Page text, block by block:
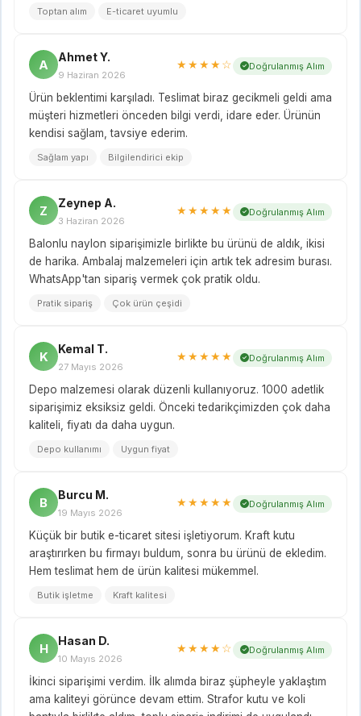
Toptan alım E-ticaret uyumlu
A
Ahmet Y.
9 Haziran 2026
★★★★☆ Doğrulanmış Alım
Ürün beklentimi karşıladı. Teslimat biraz gecikmeli geldi ama
müşteri hizmetleri önceden bilgi verdi, idare eder. Ürünün
kendisi sağlam, tavsiye ederim.
Sağlam yapı Bilgilendirici ekip
Z
Zeynep A.
3 Haziran 2026
★★★★★ Doğrulanmış Alım
Balonlu naylon siparişimizle birlikte bu ürünü de aldık, ikisi
de harika. Ambalaj malzemeleri için artık tek adresim burası.
WhatsApp'tan sipariş vermek çok pratik oldu.
Pratik sipariş Çok ürün çeşidi
K
Kemal T.
27 Mayıs 2026
★★★★★ Doğrulanmış Alım
Depo malzemesi olarak düzenli kullanıyoruz. 1000 adetlik
siparişimiz eksiksiz geldi. Önceki tedarikçimizden çok daha
kaliteli, fiyatı da daha uygun.
Depo kullanımı Uygun fiyat
B
Burcu M.
19 Mayıs 2026
★★★★★ Doğrulanmış Alım
Küçük bir butik e-ticaret sitesi işletiyorum. Kraft kutu
araştırırken bu firmayı buldum, sonra bu ürünü de ekledim.
Hem teslimat hem de ürün kalitesi mükemmel.
Butik işletme Kraft kalitesi
H
Hasan D.
10 Mayıs 2026
★★★★☆ Doğrulanmış Alım
İkinci siparişimi verdim. İlk alımda biraz şüpheyle yaklaştım
ama kaliteyi görünce devam ettim. Strafor kutu ve koli